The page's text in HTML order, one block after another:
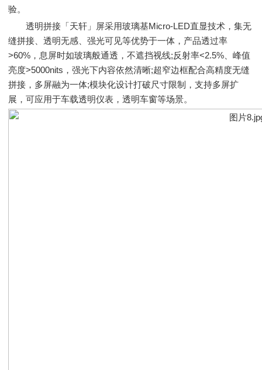
验。
透明拼接「天轩」屏采用玻璃基Micro-LED直显技术，集无
缝拼接、透明无感、强光可见等优势于一体，产品透过率
>60%，息屏时如玻璃般通透，不遮挡视线;反射率<2.5%、峰值
亮度>5000nits，强光下内容依然清晰;超窄边框配合高精度无缝
拼接，多屏融为一体;模块化设计打破尺寸限制，支持多屏扩
展，可应用于车载透明仪表，透明车窗等场景。